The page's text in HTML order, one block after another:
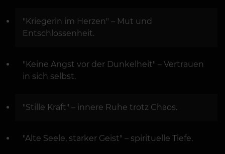
"Kriegerin im Herzen" – Mut und
Entschlossenheit.
"Keine Angst vor der Dunkelheit" – Vertrauen
in sich selbst.
"Stille Kraft" – innere Ruhe trotz Chaos.
"Alte Seele, starker Geist" – spirituelle Tiefe.